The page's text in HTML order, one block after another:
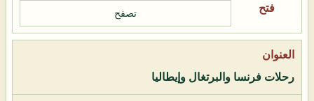
تصفح
رحلات فرنسا والبرتغال وإيطاليا